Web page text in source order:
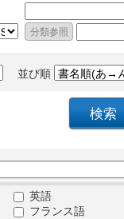
並び順
英語
フランス語